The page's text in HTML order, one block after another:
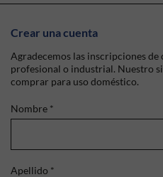
Crear una cuenta
Agradecemos las inscripciones
profesional o industrial. Nuestro
comprar para uso doméstico.
Nombre *
Apellido *